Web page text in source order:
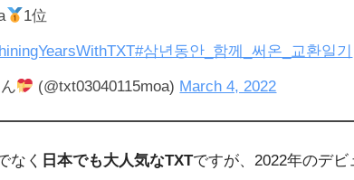
1位
#삼년동안_함께_써온_교환일기️
(@txt03040115moa) March 4, 2022
なく 日本でも大人気なTXTですが、2022年のデ